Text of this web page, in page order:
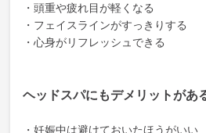
・頭重や疲れ目が軽くなる
・フェイスラインがすっきりする
・心身がリフレッシュできる
ヘッドスパにもデメリットがあ
・妊娠中は避けておいたほうがいい